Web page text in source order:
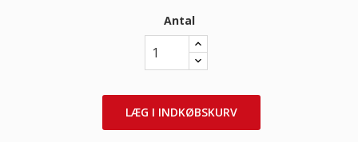
Antal
LÆG I INDKØBSKURV